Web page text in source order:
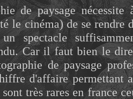
de paysage
le cinéma) de se rendre
spectacle
Car il faut bien le
de paysage
d'affaire permettant
très rares en france